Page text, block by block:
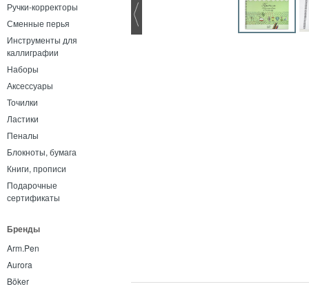
Ручки-корректоры
Сменные перья
Инструменты для
каллиграфии
Наборы
Аксессуары
Точилки
Ластики
Пеналы
Блокноты, бумага
Книги, прописи
Подарочные
сертификаты
Бренды
Arm.Pen
Aurora
Böker